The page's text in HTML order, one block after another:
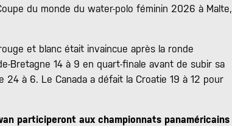
du monde du water-polo féminin 2026 à Malte,
et blanc était invaincue après la ronde
Bretagne 14 à 9 en quart-finale avant de subir sa
24 à 6. Le Canada a défait la Croatie 19 à 12 pour
participeront aux championnats panaméricains